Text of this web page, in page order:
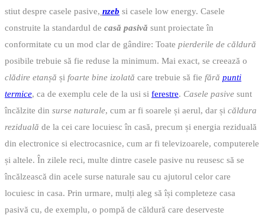
stiut despre casele pasive, nzeb si casele low energy. Casele
construite la standardul de casă pasivă sunt proiectate în
conformitate cu un mod clar de gândire: Toate pierderile de căldură
posibile trebuie să fie reduse la minimum. Mai exact, se creează o
clădire etanșă și foarte bine izolată care trebuie să fie fără punti
termice, ca de exemplu cele de la usi si ferestre. Casele pasive sunt
încălzite din surse naturale, cum ar fi soarele și aerul, dar și căldura
reziduală de la cei care locuiesc în casă, precum și energia reziduală
din electronice si electrocasnice, cum ar fi televizoarele, computerele
și altele. În zilele reci, multe dintre casele pasive nu reusesc să se
încălzească din acele surse naturale sau cu ajutorul celor care
locuiesc in casa. Prin urmare, mulți aleg să își completeze casa
pasivă cu, de exemplu, o pompă de căldură care deserveste